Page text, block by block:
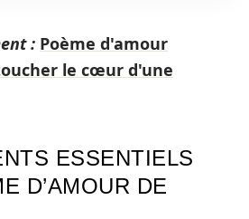
: Poème d'amour
le cœur d'une
ESSENTIELS
D’AMOUR DE